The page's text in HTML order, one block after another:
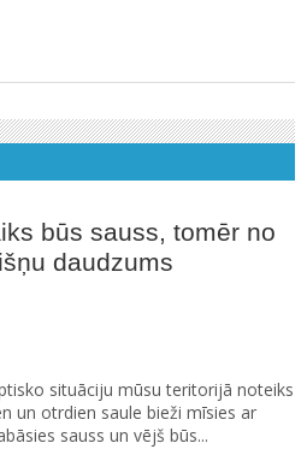
būs sauss, tomēr no
daudzums
situāciju mūsu teritorijā noteiks
un otrdien saule bieži mīsies ar
sauss un vējš būs...